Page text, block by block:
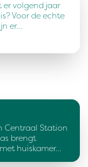
er volgend jaar
Voor de echte
er…
Centraal Station
brengt
huiskamer…